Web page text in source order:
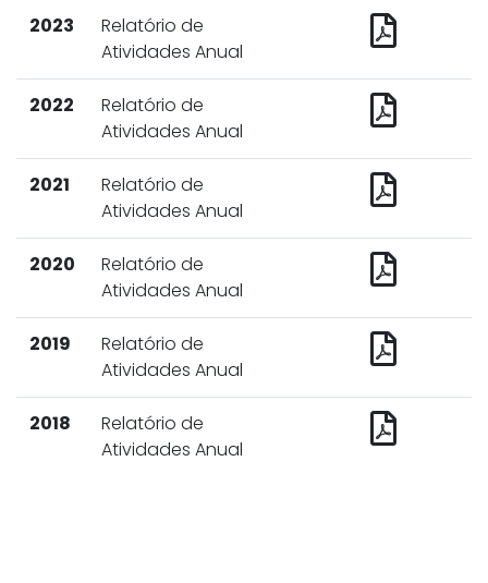
2023
Relatório de
Atividades Anual
2022
Relatório de
Atividades Anual
2021
Relatório de
Atividades Anual
2020
Relatório de
Atividades Anual
2019
Relatório de
Atividades Anual
2018
Relatório de
Atividades Anual